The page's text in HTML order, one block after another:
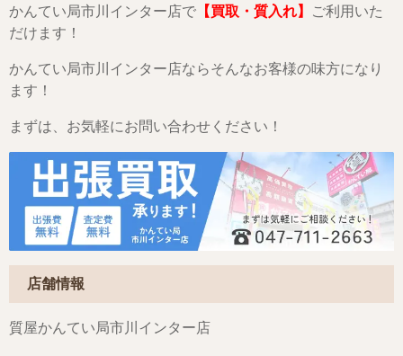
かんてい局市川インター店で 【買取・質入れ】
ご利用いた
だけます！
かんてい局市川インター店ならそんなお客様の味方になり
ます！
まずは、お気軽にお問い合わせください！
店舗情報
質屋かんてい局市川インター店